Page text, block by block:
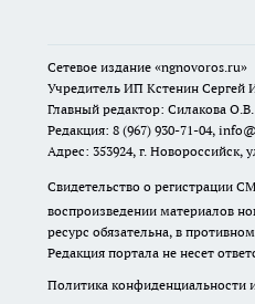
Сетевое издание «ngnovoros.ru»
Учредитель ИП Кстенин Сергей
Главный редактор: Силакова О.В.
Редакция: 8 (967) 930-71-04,
Адрес: 353924, г. Новороссийск,
Свидетельство о регистрации
воспроизведении материалов
ресурс обязательна, в
Редакция портала не несет
Политика конфиденциальности